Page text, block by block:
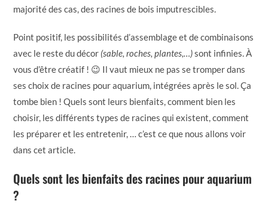
majorité des cas, des racines de bois imputrescibles.
Point positif, les possibilités d’assemblage et de combinaisons
avec le reste du décor (sable, roches, plantes,…)sont infinies. À
vous d’être créatif ! 😉 Il vaut mieux ne pas se tromper dans
ses choix de racines pour aquarium, intégrées après le sol. Ça
tombe bien ! Quels sont leurs bienfaits, comment bien les
choisir, les différents types de racines qui existent, comment
les préparer et les entretenir, … c’est ce que nous allons voir
dans cet article.
Quels sont les bienfaits des racines pour aquarium
?